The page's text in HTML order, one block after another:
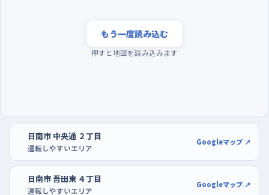
練習の時間帯は、夕方の帰宅の流れが重なるころを外すのがい
い。買い物や仕事帰りの車と歩行者が一度に増えるため、判断す
ることが多くなって初心者ほど疲れてしまう。おすすめは平日の
いている場所がよければ、ホームプラザナフコ日南店の駐車場
で、バックと切り返しを繰り返してみてほしい。
もう一度読み込む
押すと地図を読み込みます
日南市 中央通 ２丁目
運転しやすいエリア
Googleマップ ↗
日南市 吾田東 ４丁目
運転しやすいエリア
Googleマップ ↗